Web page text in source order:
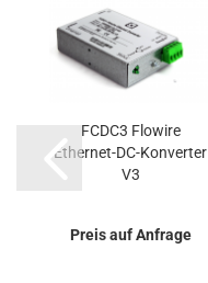
FCDC3 Flowire
Ethernet-DC-Konverter
V3
Preis auf Anfrage